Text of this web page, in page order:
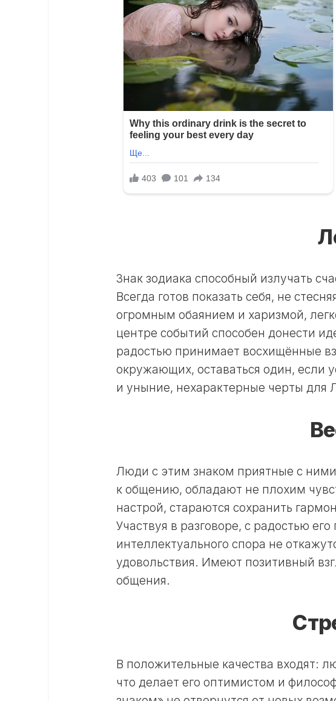
ЛУННЫЙ
27
ЛУННЫЙ
ДЕНЬ
28
ЛУННЫЙ
ЛУННЫЙ
Знак зодиака способный излучать
Всегда готов показать себя, не
огромным обаянием и харизмой,
центре событий способен донести
радостью принимает восхищённые
окружающих, оставаться один, если
и уныние, нехарактерные черты для
Люди с этим знаком приятные с
к общению, обладают не плохим
настрой, стараются сохранить
Участвуя в разговоре, с радостью
интеллектуального спора не
удовольствия. Имеют позитивный
общения.
В положительные качества входят:
что делает его оптимистом и